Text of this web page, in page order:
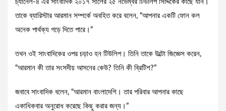
চ্যানেল-৪ এর সাংবাদিক ২০১৭ সালের ২৫ নভেম্বর টিউলিপ সিদ্দিকের কাছে যান।
তাকে ব্যারিস্টার আরমান সম্পর্কে অবহিত করে বলেন, “আপনার একটি ফোন কল
অনেক পার্থক্য গড়ে দিতে পারে।”
তখন ওই সাংবাদিকের ওপর চড়াও হন টিউলিপ। তিনি তাকে উল্টো জিজ্ঞেস করেন,
“আরমান কী তার সংসদীয় আসনের কেউ? তিনি কী ব্রিটিশ?”
জবাবে সাংবাদিক বলেন, “আরমান বাংলাদেশি। তার পরিবার আপনার কাছে
একাধিকবার অনুরোধ করেছে কিছু করার জন্য।”